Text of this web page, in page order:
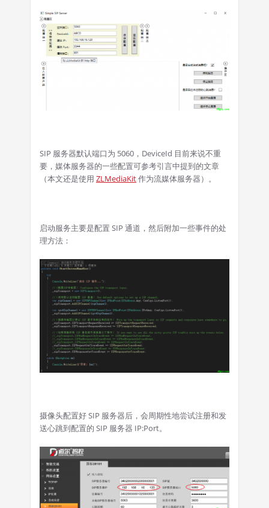
SIP 服务器默认端口为 5060，DeviceId 目前来说不重
要，媒体服务器的一些配置可参考引言中提到的文章
（本文还是使用 ZLMediaKit作为流媒体服务器）。
启动服务主要是配置 SIP 通道，然后附加一些事件的处
理方法：
摄像头配置好 SIP 服务器后，会周期性地尝试注册和发
送心跳到配置的 SIP 服务器 IP:Port。